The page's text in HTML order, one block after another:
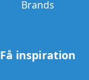
Brands
Få inspiration